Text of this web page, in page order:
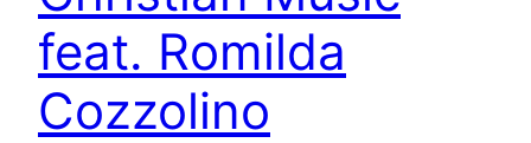
feat. Romilda
Cozzolino